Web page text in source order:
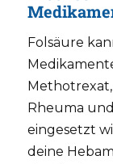
Folsäure
Rheuma
eingesetzt
deine